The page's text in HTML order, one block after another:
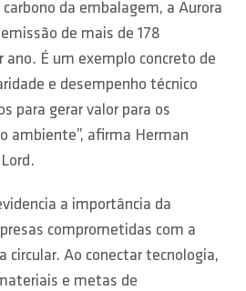
da embalagem, a Aurora
de mais de 178
ano. É um exemplo concreto de
e desempenho técnico
para gerar valor para os
ambiente”, afirma Herman
a importância da
comprometidas com a
circular. Ao conectar tecnologia,
e metas de